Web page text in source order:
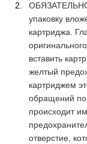
ОБЯЗАТЕЛЬНО
упаковку
картриджа.
вставить
желтый
картриджем
обращений по
происходит
отверстие,